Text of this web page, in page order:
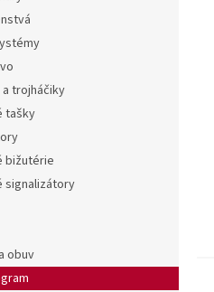
trojháčiky
tašky
bižutérie
signalizátory
obuv